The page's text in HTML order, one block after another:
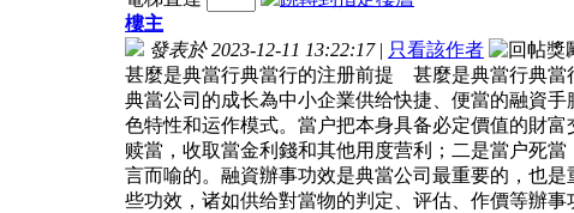
樓主
發表於 2023-12-11 13:22:17 | 只看該作者
甚麼是典當行典當行的注册前提 甚麼是典當行典當
典當公司的成长為中小企業供给快捷、便當的融資
色特性和运作模式。當户把本身具备必定價值的財
赎當，收取當金利錢和其他用度营利；二是當户死
言而喻的。融資辦事功效是典當公司最重要的，也
些功效，诸如供给對當物的判定、评估、作價等辦